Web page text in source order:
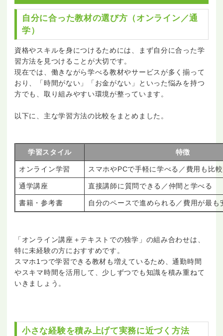
自分に合った教材の選び方（オンライン／通
学）
資格やスキルを身につけるためには、まず自分に合った学
習方法を見つけることが大切です。
現在では、働きながら学べる教材やサービスが多く揃って
おり、「時間がない」「お金がない」といった悩みを持つ
方でも、取り組みやすい環境が整っています。
以下に、主な学習方法の比較をまとめました。
学習スタイル 特徴
オンライン学習 スマホやPCで手軽に学べる／費用も比
通学講座 直接講師に質問できる／仲間と学べる
書籍・参考書 自分のペースで進められる／費用が最も
「オンライン講座＋テキストでの独学」の組み合わせは、
特に未経験の方におすすめです。
スマホ1つで学習できる教材も増えているため、通勤時間
やスキマ時間を活用して、少しずつでも知識を積み重ねて
いきましょう。
小さな経験を積み上げて実務に近づく方法